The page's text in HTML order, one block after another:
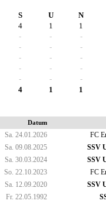
S U
N
4 1
1
- -
-
- -
-
- -
-
- -
-
- -
-
4 1 1
Datum
Sa. 24.01.2026
FC
Sa. 09.08.2025
SSV
Sa. 30.03.2024
SSV
So. 22.10.2023 FC
Sa. 12.09.2020 SSV
Fr. 22.05.1992